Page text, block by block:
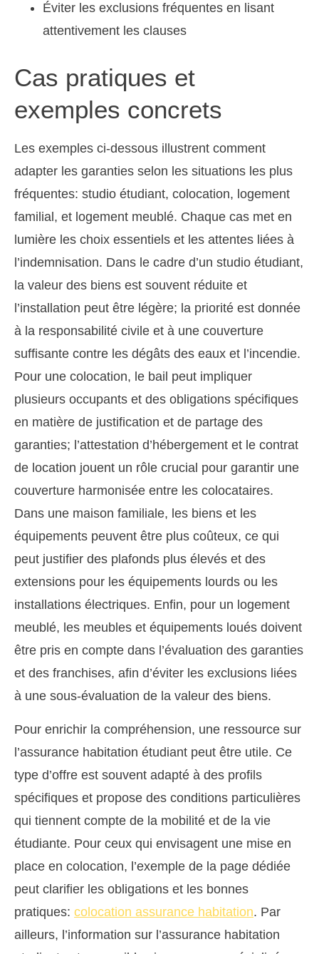
Éviter les exclusions fréquentes en lisant
attentivement les clauses
Cas pratiques et
exemples concrets
Les exemples ci-dessous illustrent comment
adapter les garanties selon les situations les plus
fréquentes: studio étudiant, colocation, logement
familial, et logement meublé. Chaque cas met en
lumière les choix essentiels et les attentes liées à
l’indemnisation. Dans le cadre d’un studio étudiant,
la valeur des biens est souvent réduite et
l’installation peut être légère; la priorité est donnée
à la responsabilité civile et à une couverture
suffisante contre les dégâts des eaux et l’incendie.
Pour une colocation, le bail peut impliquer
plusieurs occupants et des obligations spécifiques
en matière de justification et de partage des
garanties; l’attestation d’hébergement et le contrat
de location jouent un rôle crucial pour garantir une
couverture harmonisée entre les colocataires.
Dans une maison familiale, les biens et les
équipements peuvent être plus coûteux, ce qui
peut justifier des plafonds plus élevés et des
extensions pour les équipements lourds ou les
installations électriques. Enfin, pour un logement
meublé, les meubles et équipements loués doivent
être pris en compte dans l’évaluation des garanties
et des franchises, afin d’éviter les exclusions liées
à une sous-évaluation de la valeur des biens.
Pour enrichir la compréhension, une ressource sur
l’assurance habitation étudiant peut être utile. Ce
type d’offre est souvent adapté à des profils
spécifiques et propose des conditions particulières
qui tiennent compte de la mobilité et de la vie
étudiante. Pour ceux qui envisagent une mise en
place en colocation, l’exemple de la page dédiée
peut clarifier les obligations et les bonnes
pratiques: colocation assurance habitation. Par
ailleurs, l’information sur l’assurance habitation